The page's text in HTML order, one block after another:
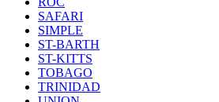
SAFARI
SIMPLE
ST-BARTH
ST-KITTS
TOBAGO
TRINIDAD